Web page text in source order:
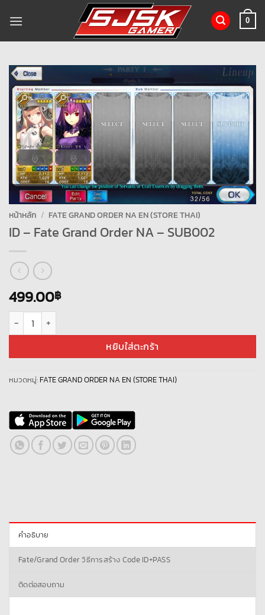
0
หน้าหลัก / FATE GRAND ORDER NA EN (STORE THAI)
ID – Fate Grand Order NA – SUB002
499.00฿
จำนวน ID - Fate Grand Order NA - SUB002 ชิ้น
หยิบใส่ตะกร้า
หมวดหมู่: FATE GRAND ORDER NA EN (STORE THAI)
คำอธิบาย
Fate/Grand Order วิธีการสร้าง Code ID+PASS
ติดต่อสอบถาม